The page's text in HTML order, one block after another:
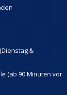
(Dienstag &
(ab 90 Minuten vor